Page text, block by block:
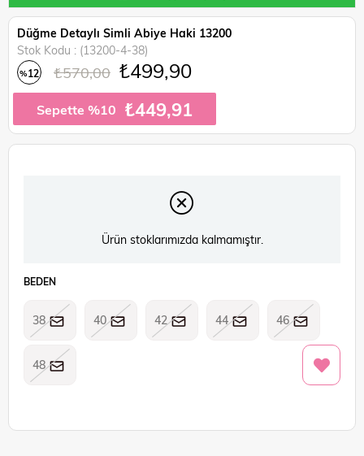
Düğme Detaylı Simli Abiye Haki 13200
Stok Kodu
(13200-4-38)
%12 ₺570,00 ₺499,90
Sepette %10 ₺449,91
Ürün stoklarımızda kalmamıştır.
BEDEN
38 40 42 44 46
48